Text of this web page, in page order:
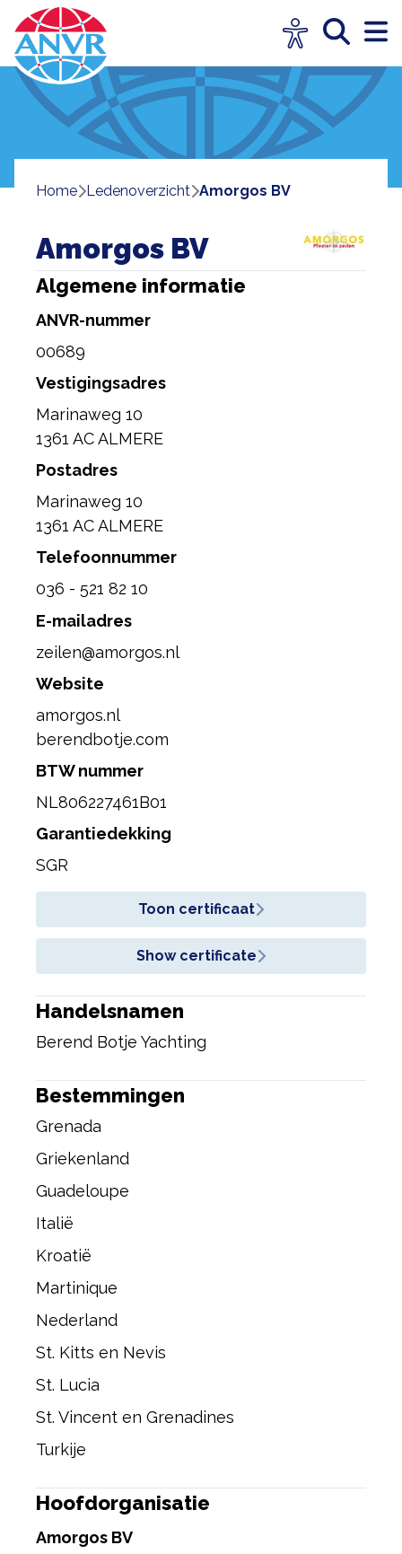
Home ledenoverzicht Amorgos BV
Amorgos BV
Algemene informatie
ANVR-nummer
00689
Vestigingsadres
Marinaweg 10
1361 AC ALMERE
Postadres
Marinaweg 10
1361 AC ALMERE
Telefoonnummer
036 - 521 82 10
E-mailadres
zeilen@amorgos.nl
Website
amorgos.nl
berendbotje.com
BTW nummer
NL806227461B01
Garantiedekking
SGR
Toon certificaat
Show certificate
Handelsnamen
Berend Botje Yachting
Bestemmingen
Grenada
Griekenland
Guadeloupe
Italië
Kroatië
Martinique
Nederland
St. Kitts en Nevis
St. Lucia
St. Vincent en Grenadines
Turkije
Hoofdorganisatie
Amorgos BV